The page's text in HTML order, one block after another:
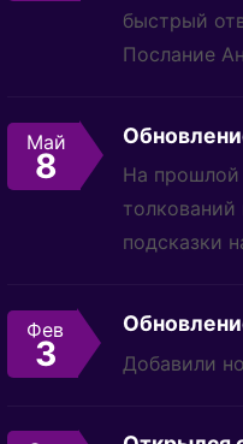
быстрый
Послание
Май
8
На прошлой
подсказки
Фев
3 Добавили